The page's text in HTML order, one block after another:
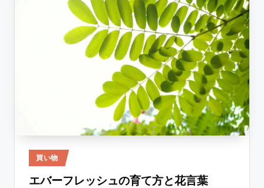
Posted
in
買い物
エバーフレッシュの育て方と花言葉